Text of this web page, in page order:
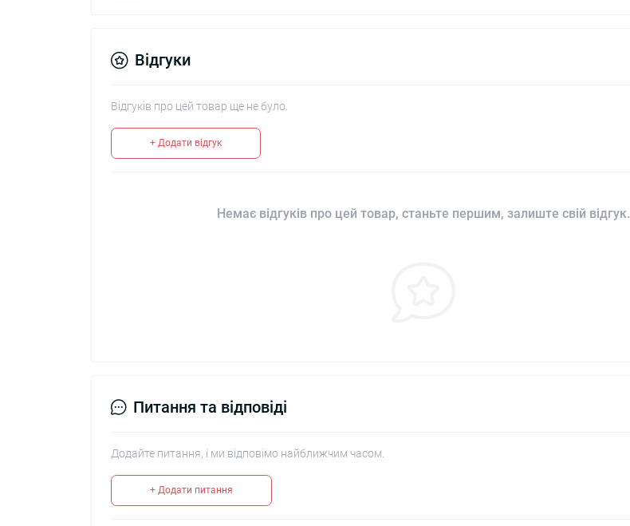
Відгуки
Відгуків про цей товар ще не було.
+ Додати відгук
Немає відгуків про цей товар, станьте першим, залиште свій відгук.
Питання та відповіді
Додайте питання, і ми відповімо найближчим часом.
+ Додати питання